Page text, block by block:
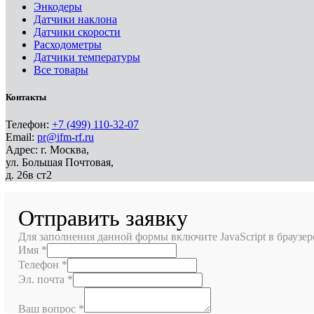
Энкодеры
Датчики наклона
Датчики скорости
Расходометры
Датчики температуры
Все товары
Контакты
Телефон: +7 (499) 110-32-07
Email: pr@ifm-rf.ru
Адрес: г. Москва,
ул. Большая Почтовая,
д. 26в ст2
Отправить заявку
Для заполнения данной формы включите JavaScript в
Имя *
Телефон *
Эл. почта *
Ваш вопрос *